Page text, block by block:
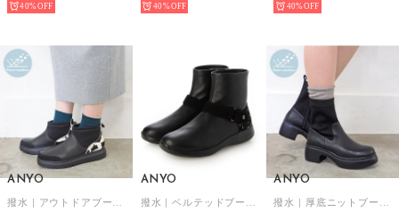
40% 40% 40%
ANYO ANYO ANYO